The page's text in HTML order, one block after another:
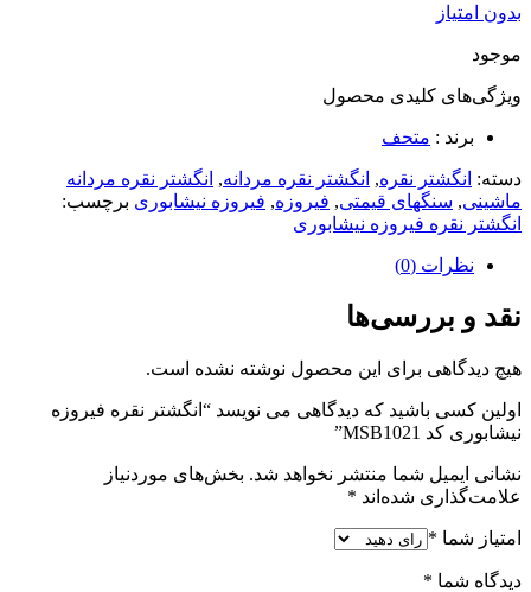
بدون امتیاز
موجود
ویژگی‌های کلیدی محصول
برند : متحف
دسته: انگشتر نقره, انگشتر نقره مردانه, انگشتر نقره مردانه
ماشینی, سنگهای قیمتی, فیروزه, فیروزه نیشابوری برچسب:
انگشتر نقره فیروزه نیشابوری
نظرات (0)
نقد و بررسی‌ها
هیچ دیدگاهی برای این محصول نوشته نشده است.
اولین کسی باشید که دیدگاهی می نویسد “انگشتر نقره فیروزه
نیشابوری کد MSB1021”
نشانی ایمیل شما منتشر نخواهد شد. بخش‌های موردنیاز
علامت‌گذاری شده‌اند *
امتیاز شما *
دیدگاه شما *